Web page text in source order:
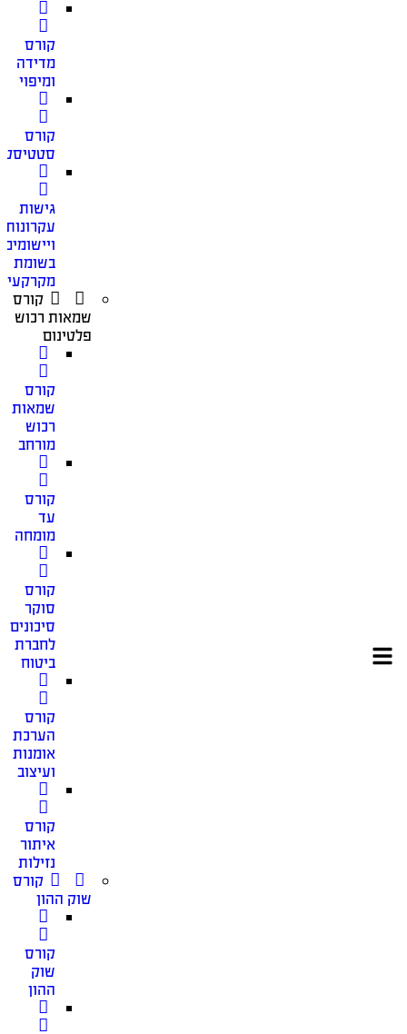
קורס
מדידה
ומיפוי
קורס
גישות
עקרונות
ויישומים
בשומת
מקרקעין
קורס
שמאות רכוש
פלטינום
קורס
שמאות
רכוש
מורחב
קורס
עד
מומחה
קורס
סוקר
סיכונים
לחברת
ביטוח
קורס
הערכת
אומנות
ועיצוב
קורס
איתור
נזילות
קורס
שוק ההון
קורס
שוק
ההון